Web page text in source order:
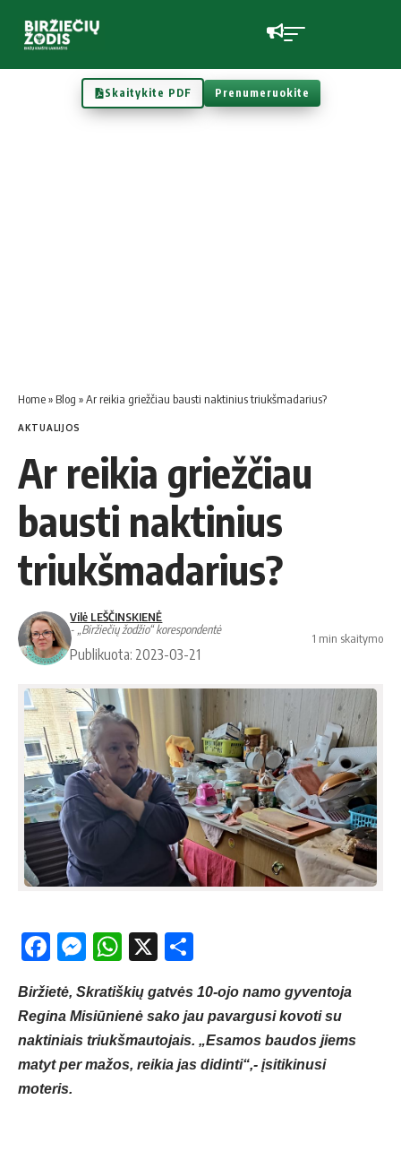
Skaitykite PDF Prenumeruokite
Home» Blog »Ar reikia griežčiau bausti naktinius triukšmadarius?
AKTUALIJOS
Ar reikia griežčiau
bausti naktinius
triukšmadarius?
Vilė LEŠČINSKIENĖ
- „Biržiečių žodžio“ korespondentė
Publikuota: 2023-03-21
1 min skaitymo
Facebook
Messenger
WhatsApp
X
Biržietė, Skratiškių gatvės 10-ojo namo gyventoja
Regina Misiūnienė sako jau pavargusi kovoti su
naktiniais triukšmautojais. „Esamos baudos jiems
matyt per mažos, reikia jas didinti“,- įsitikinusi
moteris.